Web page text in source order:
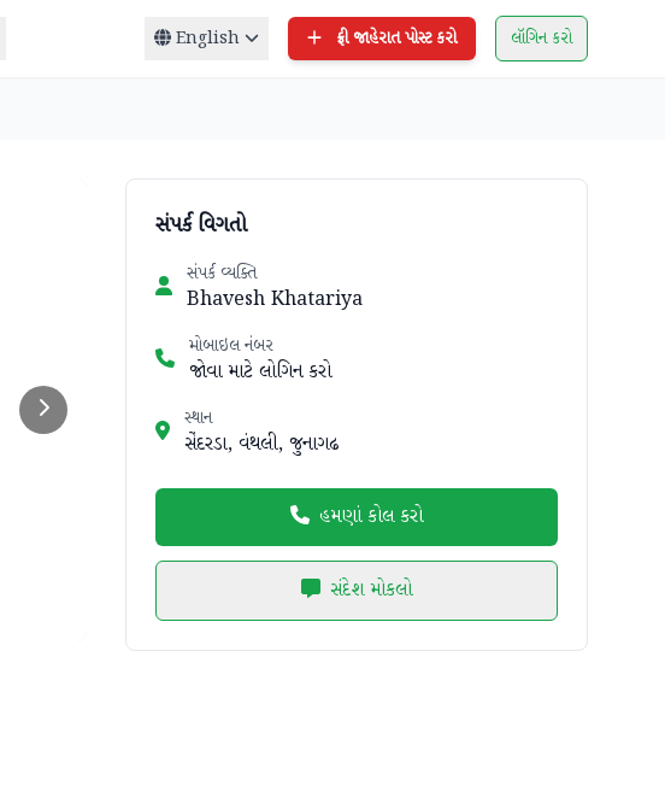
English ફ્રી જાહેરાત પોસ્ટ કરો લૉગિન કરો
સંપર્ક વિગતો
સંપર્ક વ્યક્તિ
Bhavesh Khatariya
મોબાઇલ નંબર
જોવા માટે લોગિન કરો
સ્થાન
સેંદરડા, વંથલી, જુનાગઢ
હમણાં કોલ કરો
સંદેશ મોકલો